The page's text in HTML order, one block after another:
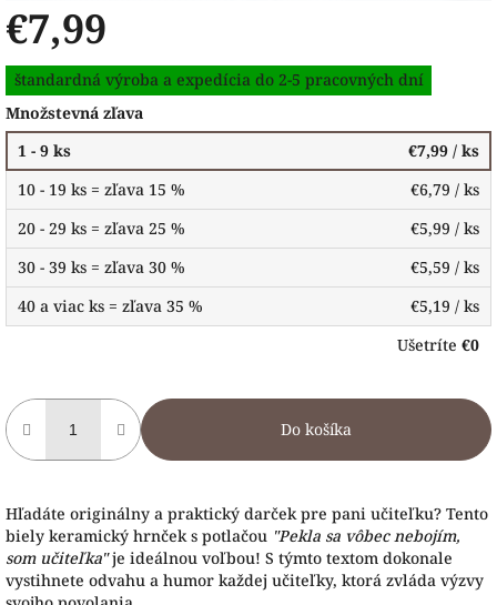
€7,99
Jednotková
cena:
štandardná výroba a expedícia do 2-5 pracovných dní
Množstevná zľava
1 - 9 ks
€7,99 / ks
10 - 19 ks = zľava 15 %
€6,79 / ks
20 - 29 ks = zľava 25 %
€5,99 / ks
30 - 39 ks = zľava 30 %
€5,59 / ks
40 a viac ks = zľava 35 %
€5,19 / ks
Ušetríte €0
Do košíka
Hľadáte originálny a praktický darček pre pani učiteľku? Tento
biely keramický hrnček s potlačou "Pekla sa vôbec nebojím,
som učiteľka"je ideálnou voľbou! S týmto textom dokonale
vystihnete odvahu a humor každej učiteľky, ktorá zvláda výzvy